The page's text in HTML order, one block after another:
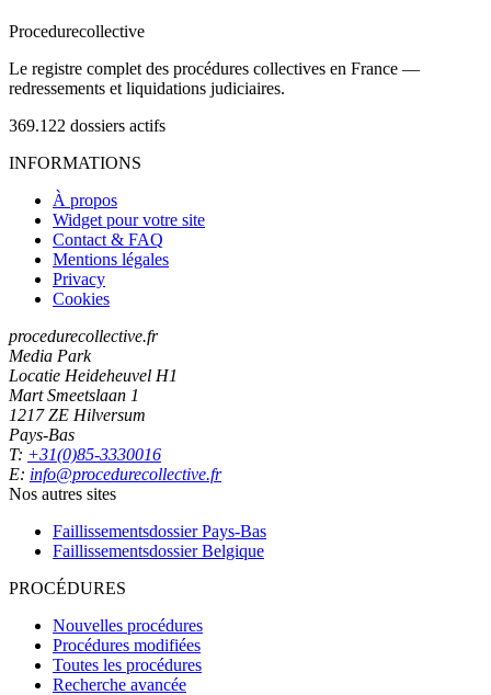
Procedurecollective
Le registre complet des procédures collectives en France —
redressements et liquidations judiciaires.
369.122 dossiers actifs
INFORMATIONS
À propos
Widget pour votre site
Contact & FAQ
Mentions légales
Privacy
Cookies
procedurecollective.fr
Media Park
Locatie Heideheuvel H1
Mart Smeetslaan 1
1217 ZE Hilversum
Pays-Bas
T: +31(0)85-3330016
E: info@procedurecollective.fr
Nos autres sites
Faillissementsdossier Pays-Bas
Faillissementsdossier Belgique
PROCÉDURES
Nouvelles procédures
Procédures modifiées
Toutes les procédures
Recherche avancée